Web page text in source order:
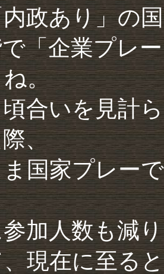
政あり」の
「企業プレ
。
合いを見計
、
国家プレー
加人数も減
現在に至る